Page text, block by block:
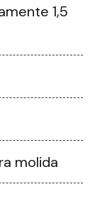
1,5
molida